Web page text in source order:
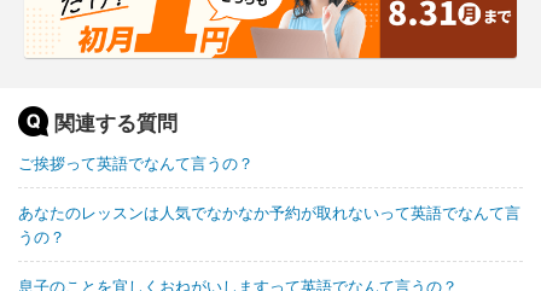
関連する質問
ご挨拶って英語でなんて言うの？
あなたのレッスンは人気でなかなか予約が取れないって英語でなんて言
うの？
息子のことを宜しくおねがいしますって英語でなんて言うの？